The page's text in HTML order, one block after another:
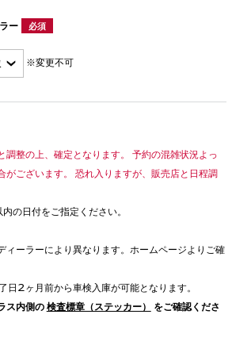
ー 必須
※変更不可
整の上、確定となります。 予約の混雑状況よっ
がございます。 恐れ入りますが、販売店と日程調
の日付をご指定ください。
ーラーにより異なります。ホームページよりご確
2ヶ月前から車検入庫が可能となります。
ス内側の 検査標章（ステッカー）
をご確認くださ